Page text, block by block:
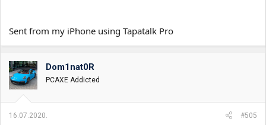
Sent from my iPhone using Tapatalk Pro
Dom1nat0R
PCAXE Addicted
16.07.2020. #505